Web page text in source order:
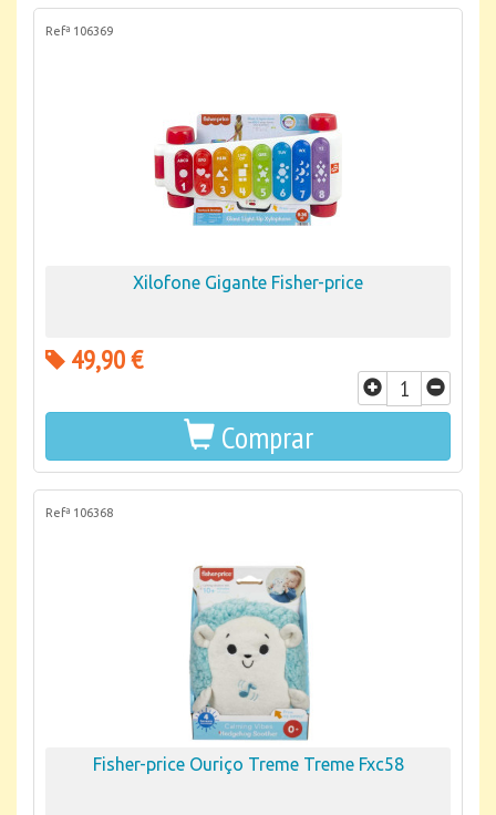
Refª 106369
Xilofone Gigante Fisher-price
49,90 €
Comprar
Refª 106368
Fisher-price Ouriço Treme Treme Fxc58